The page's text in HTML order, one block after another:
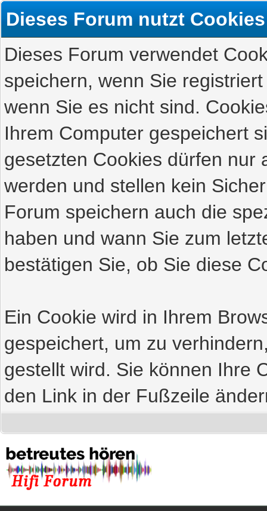
Dieses Forum nutzt Cookies
Dieses Forum verwendet
speichern, wenn Sie
wenn Sie es nicht sind.
Ihrem Computer gespeichert
gesetzten Cookies dürfen nur
werden und stellen kein
Forum speichern auch die
haben und wann Sie zum
bestätigen Sie, ob Sie diese
Ein Cookie wird in Ihrem
gespeichert, um zu
gestellt wird. Sie können Ihre
den Link in der Fußzeile